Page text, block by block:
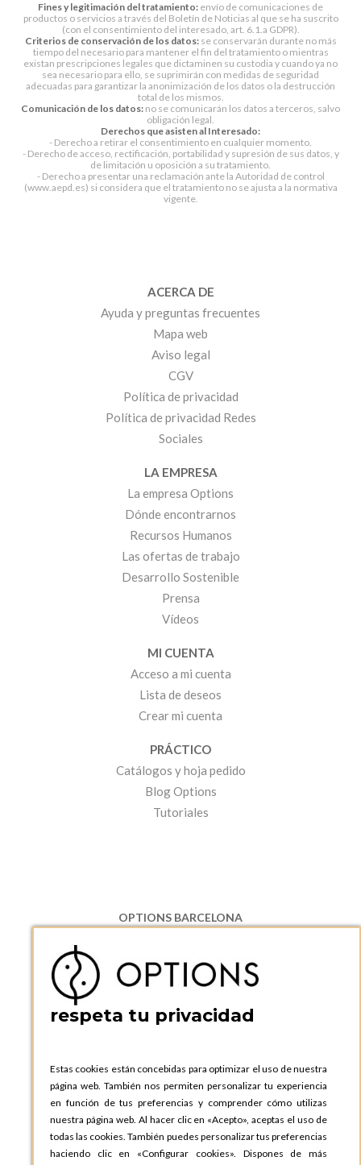
Fines y legitimación del tratamiento: envío de comunicaciones de
productos o servicios a través del Boletín de Noticias al que se ha suscrito
(con el consentimiento del interesado, art. 6.1.a GDPR).
Criterios de conservación de los datos:se conservarán durante no más
tiempo del necesario para mantener el fin del tratamiento o mientras
existan prescripciones legales que dictaminen su custodia y cuando ya no
sea necesario para ello, se suprimirán con medidas de seguridad
adecuadas para garantizar la anonimización de los datos o la destrucción
total de los mismos.
Comunicación de los datos: no se comunicarán los datos a terceros, salvo
obligación legal.
Derechos que asisten al Interesado:
- Derecho a retirar el consentimiento en cualquier momento.
- Derecho de acceso, rectificación, portabilidad y supresión de sus datos, y
de limitación u oposición a su tratamiento.
- Derecho a presentar una reclamación ante la Autoridad de control
(www.aepd.es) si considera que el tratamiento no se ajusta a la normativa
vigente.
ACERCA DE
Ayuda y preguntas frecuentes
Mapa web
Aviso legal
CGV
Política de privacidad
Política de privacidad Redes
Sociales
LA EMPRESA
La empresa Options
Dónde encontrarnos
Recursos Humanos
Las ofertas de trabajo
Desarrollo Sostenible
Prensa
Vídeos
MI CUENTA
Acceso a mi cuenta
Lista de deseos
Crear mi cuenta
PRÁCTICO
Catálogos y hoja pedido
Blog Options
Tutoriales
OPTIONS BARCELONA
08130 Santa Perpetua de Moguda, Barcelona
ESPAñA
Teléfono:
+34 935 724 041
OPTIONS BARCELONA SHOWROOM
ESPAñA
Teléfono:+34 935 724 041
OPTIONS MADRID
C. Lucio Emilio Cándido, 6,
28803 Alcalá de Henares, Madrid
respeta tu privacidad
Estas cookies están concebidas para optimizar el uso de nuestra
página web. También nos permiten personalizar tu experiencia
en función de tus preferencias y comprender cómo utilizas
nuestra página web. Al hacer clic en «Acepto», aceptas el uso de
todas las cookies. También puedes personalizar tus preferencias
haciendo clic en «Configurar cookies». Dispones de más